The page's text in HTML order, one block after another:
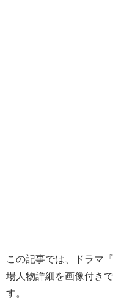
この記事では、ドラマ
場人物詳細を画像付き
す。